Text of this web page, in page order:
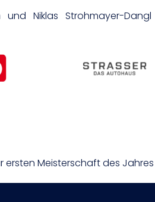
und Niklas Strohmayer-
ersten Meisterschaft des